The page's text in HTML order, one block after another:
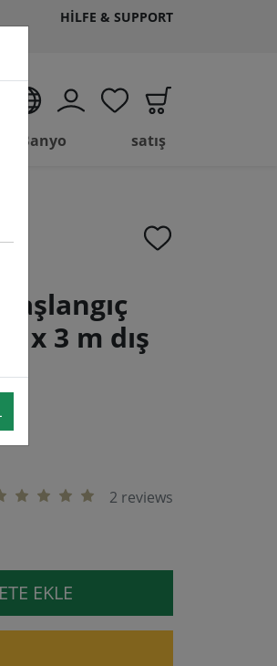
HILFE & SUPPORT
Banyo satış
3 x 3 m dış
2 reviews
EKLE
Essenziell
Statstik & Marketing